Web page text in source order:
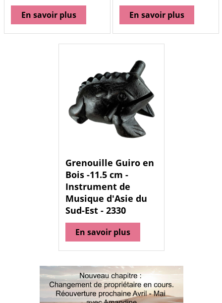
En savoir plus En savoir plus
Grenouille Guiro en
Bois -11.5 cm -
Instrument de
Musique d'Asie du
Sud-Est - 2330
En savoir plus